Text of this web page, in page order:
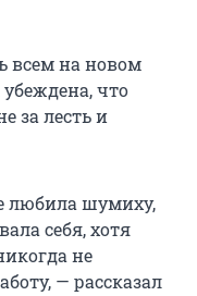
всем на новом
что
за лесть и
любила шумиху,
себя, хотя
не
— рассказал